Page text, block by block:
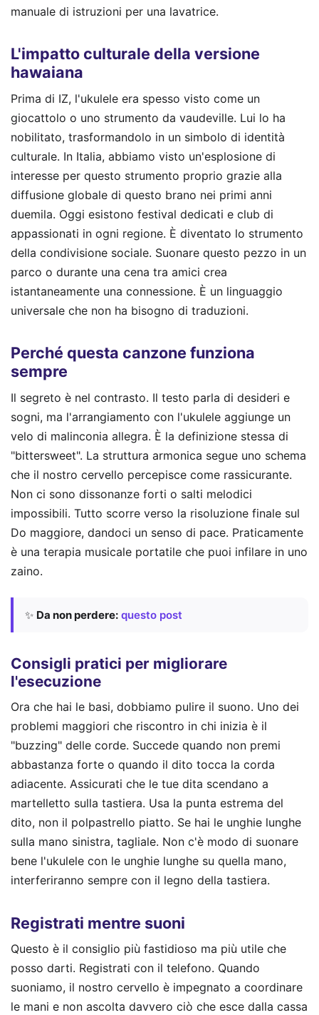
manuale di istruzioni per una lavatrice.
L'impatto culturale della versione
hawaiana
Prima di IZ, l'ukulele era spesso visto come un
giocattolo o uno strumento da vaudeville. Lui lo ha
nobilitato, trasformandolo in un simbolo di identità
culturale. In Italia, abbiamo visto un'esplosione di
interesse per questo strumento proprio grazie alla
diffusione globale di questo brano nei primi anni
duemila. Oggi esistono festival dedicati e club di
appassionati in ogni regione. È diventato lo strumento
della condivisione sociale. Suonare questo pezzo in un
parco o durante una cena tra amici crea
istantaneamente una connessione. È un linguaggio
universale che non ha bisogno di traduzioni.
Perché questa canzone funziona
sempre
Il segreto è nel contrasto. Il testo parla di desideri e
sogni, ma l'arrangiamento con l'ukulele aggiunge un
velo di malinconia allegra. È la definizione stessa di
"bittersweet". La struttura armonica segue uno schema
che il nostro cervello percepisce come rassicurante.
Non ci sono dissonanze forti o salti melodici
impossibili. Tutto scorre verso la risoluzione finale sul
Do maggiore, dandoci un senso di pace. Praticamente
è una terapia musicale portatile che puoi infilare in uno
zaino.
✨ Da non perdere: questo post
Consigli pratici per migliorare
l'esecuzione
Ora che hai le basi, dobbiamo pulire il suono. Uno dei
problemi maggiori che riscontro in chi inizia è il
"buzzing" delle corde. Succede quando non premi
abbastanza forte o quando il dito tocca la corda
adiacente. Assicurati che le tue dita scendano a
martelletto sulla tastiera. Usa la punta estrema del
dito, non il polpastrello piatto. Se hai le unghie lunghe
sulla mano sinistra, tagliale. Non c'è modo di suonare
bene l'ukulele con le unghie lunghe su quella mano,
interferiranno sempre con il legno della tastiera.
Registrati mentre suoni
Questo è il consiglio più fastidioso ma più utile che
posso darti. Registrati con il telefono. Quando
suoniamo, il nostro cervello è impegnato a coordinare
le mani e non ascolta davvero ciò che esce dalla cassa